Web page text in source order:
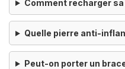
Comment recharger sa
Quelle pierre anti-
Peut-on porter un